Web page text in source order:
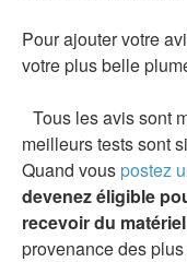
Pour ajouter votre
votre plus belle
Tous les avis sont
meilleurs tests sont
Quand vous postez
devenez éligible
recevoir du
provenance des